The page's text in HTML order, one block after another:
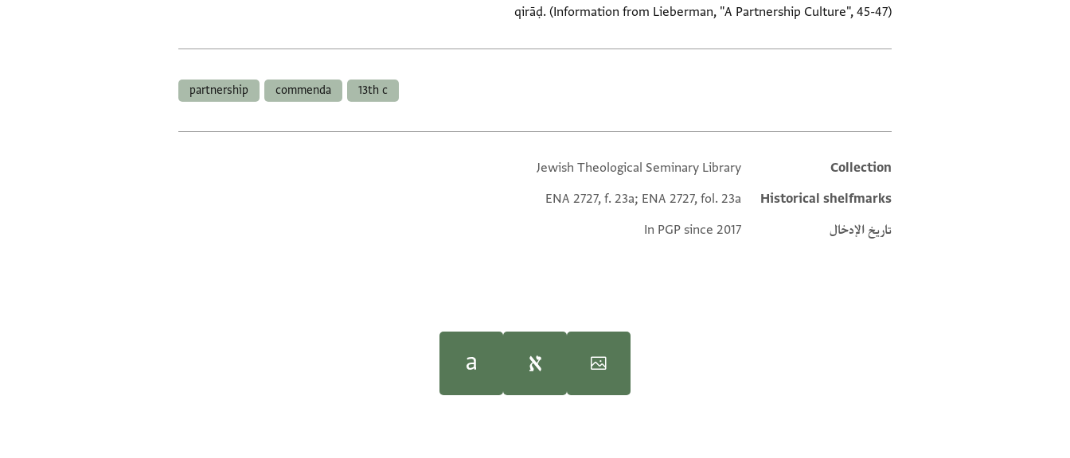
qirāḍ. (Information from Lieberman, "A Partnership Culture", 45-47)
13th c
commenda
partnership
Additional metadata
Collection
Jewish Theological Seminary Library
Historical shelfmarks
ENA 2727, f. 23a; ENA 2727, fol. 23a
تاريخ الإدخال
In PGP since 2017